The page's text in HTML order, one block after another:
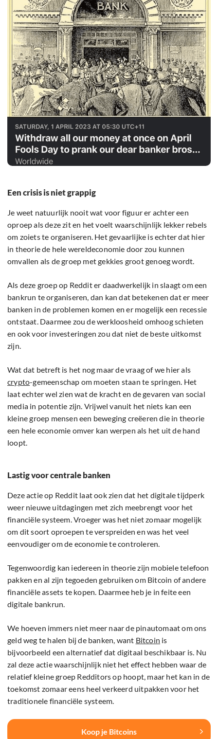
Een crisis is niet grappig
Je weet natuurlijk nooit wat voor figuur er achter een
oproep als deze zit en het voelt waarschijnlijk lekker rebels
om zoiets te organiseren. Het gevaarlijke is echter dat hier
in theorie de hele wereldeconomie door zou kunnen
omvallen als de groep met gekkies groot genoeg wordt.
Als deze groep op Reddit er daadwerkelijk in slaagt om een
bankrun te organiseren, dan kan dat betekenen dat er meer
banken in de problemen komen en er mogelijk een recessie
ontstaat. Daarmee zou de werkloosheid omhoog schieten
en ook voor investeringen zou dat niet de beste uitkomst
zijn.
Wat dat betreft is het nog maar de vraag of we hier als
crypto-gemeenschap om moeten staan te springen. Het
laat echter wel zien wat de kracht en de gevaren van social
media in potentie zijn. Vrijwel vanuit het niets kan een
kleine groep mensen een beweging creëeren die in theorie
een hele economie omver kan werpen als het uit de hand
loopt.
Lastig voor centrale banken
Deze actie op Reddit laat ook zien dat het digitale tijdperk
weer nieuwe uitdagingen met zich meebrengt voor het
financiële systeem. Vroeger was het niet zomaar mogelijk
om dit soort oproepen te verspreiden en was het veel
eenvoudiger om de economie te controleren.
Tegenwoordig kan iedereen in theorie zijn mobiele telefoon
pakken en al zijn tegoeden gebruiken om Bitcoin of andere
financiële assets te kopen. Daarmee heb je in feite een
digitale bankrun.
We hoeven immers niet meer naar de pinautomaat om ons
geld weg te halen bij de banken, want Bitcoin is
bijvoorbeeld een alternatief dat digitaal beschikbaar is. Nu
zal deze actie waarschijnlijk niet het effect hebben waar de
relatief kleine groep Redditors op hoopt, maar het kan in de
toekomst zomaar eens heel verkeerd uitpakken voor het
traditionele financiële systeem.
Koop je Bitcoins